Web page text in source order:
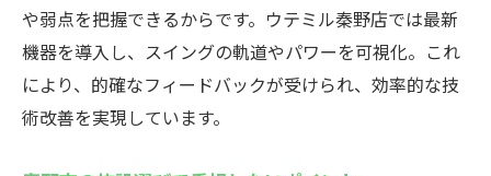
や弱点を把握できるからです。ウテミル秦野店では最新
機器を導入し、スイングの軌道やパワーを可視化。これ
により、的確なフィードバックが受けられ、効率的な技
術改善を実現しています。